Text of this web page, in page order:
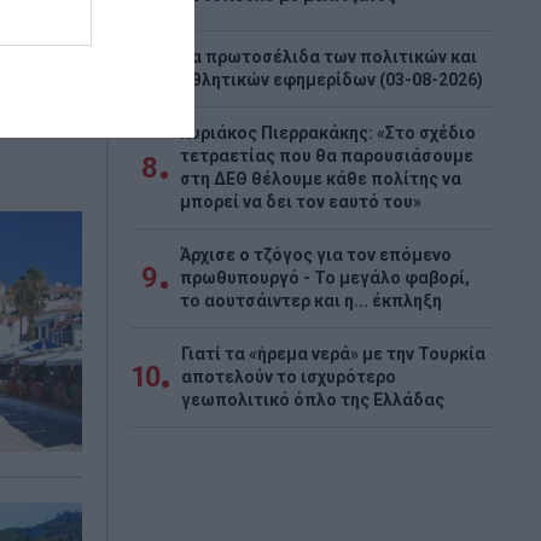
Τα πρωτοσέλιδα των πολιτικών και
αθλητικών εφημερίδων (03-08-2026)
8
Κυριάκος Πιερρακάκης: «Στο σχέδιο
τετραετίας που θα παρουσιάσουμε
στη ΔΕΘ θέλουμε κάθε πολίτης να
μπορεί να δει τον εαυτό του»
9
Άρχισε ο τζόγος για τον επόμενο
πρωθυπουργό - Το μεγάλο φαβορί,
το αουτσάιντερ και η... έκπληξη
10
Γιατί τα «ήρεμα νερά» με την Τουρκία
αποτελούν το ισχυρότερο
γεωπολιτικό όπλο της Ελλάδας